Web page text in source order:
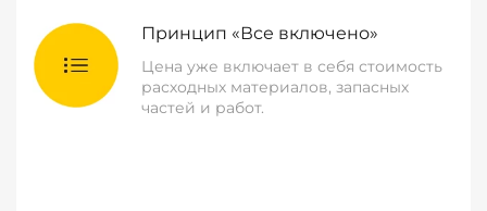
Принцип «Все включено»
Цена уже включает в себя стоимость
расходных материалов, запасных
частей и работ.